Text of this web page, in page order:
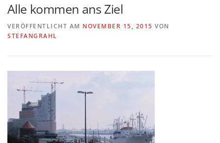
BLOG TRANSPORTATION
SUMMARY
Alle kommen ans Ziel
VERÖFFENTLICHT AM NOVEMBER 15, 2015 VON
STEFANGRAHL